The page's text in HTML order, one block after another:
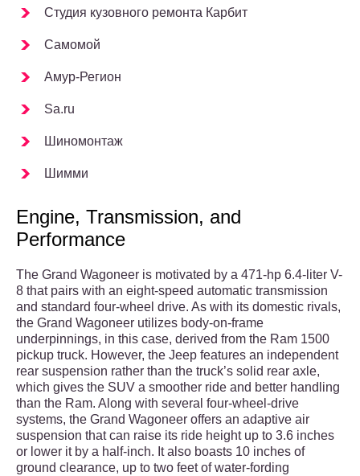
Студия кузовного ремонта Карбит
Самомой
Амур-Регион
Sa.ru
Шиномонтаж
Шимми
Engine, Transmission, and
Performance
The Grand Wagoneer is motivated by a 471-hp 6.4-liter V-
8­ that pairs with an eight-speed automatic transmission
and standard four-wheel drive. As with its domestic rivals,
the Grand Wagoneer utilizes body-on-frame
underpinnings, in this case, derived from the Ram 1500
pickup truck. However, the Jeep features an independent
rear suspension rather than the truck’s solid rear axle,
which gives the SUV a smoother ride and better handling
than the Ram. Along with several four-wheel-drive
systems, the Grand Wagoneer offers an adaptive air
suspension that can raise its ride height up to 3.6 inches
or lower it by a half-inch. It also boasts 10 inches of
ground clearance, up to two feet of water-fording